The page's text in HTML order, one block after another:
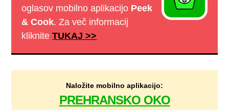
oglasov mobilno aplikacijo Peek
& Cook. Za več informacij
klikniteTUKAJ >>
Naložite mobilno aplikacijo:
PREHRANSKO OKO